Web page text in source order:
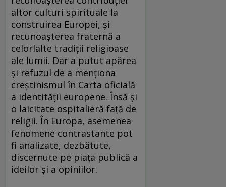
altor culturi spirituale la
construirea Europei, şi
recunoaşterea fraternă a
celorlalte tradiţii religioase
ale lumii. Dar a putut apărea
şi refuzul de a menţiona
creştinismul în Carta oficială
a identităţii europene. Însă şi
o laicitate ospitalieră faţă de
religii. În Europa, asemenea
fenomene contrastante pot
fi analizate, dezbătute,
discernute pe piaţa publică a
ideilor şi a opiniilor.